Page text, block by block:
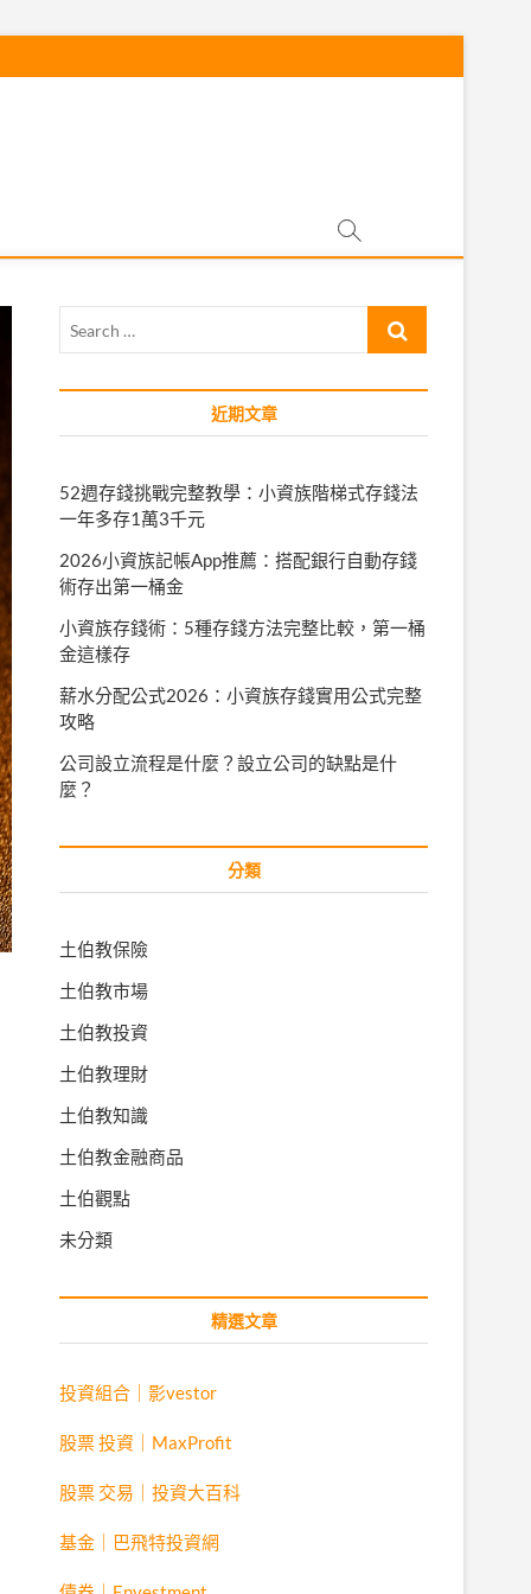
Search
近期文章
52週存錢挑戰完整教學：小資族階梯式存錢法
一年多存1萬3千元
2026小資族記帳App推薦：搭配銀行自動存錢
術存出第一桶金
小資族存錢術：5種存錢方法完整比較，第一桶
金這樣存
薪水分配公式2026：小資族存錢實用公式完整
攻略
公司設立流程是什麼？設立公司的缺點是什
麼？
分類
土伯教保險
土伯教市場
土伯教投資
土伯教理財
土伯教知識
土伯教金融商品
土伯觀點
未分類
精選文章
投資組合｜影vestor
股票 投資｜MaxProfit
股票 交易｜投資大百科
基金｜巴飛特投資網